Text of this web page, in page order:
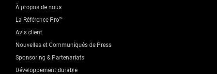
À propos de nous
La Référence Pro™
Avis client
Nouvelles et Communiqués de Press
Sponsoring & Partenariats
Développement durable